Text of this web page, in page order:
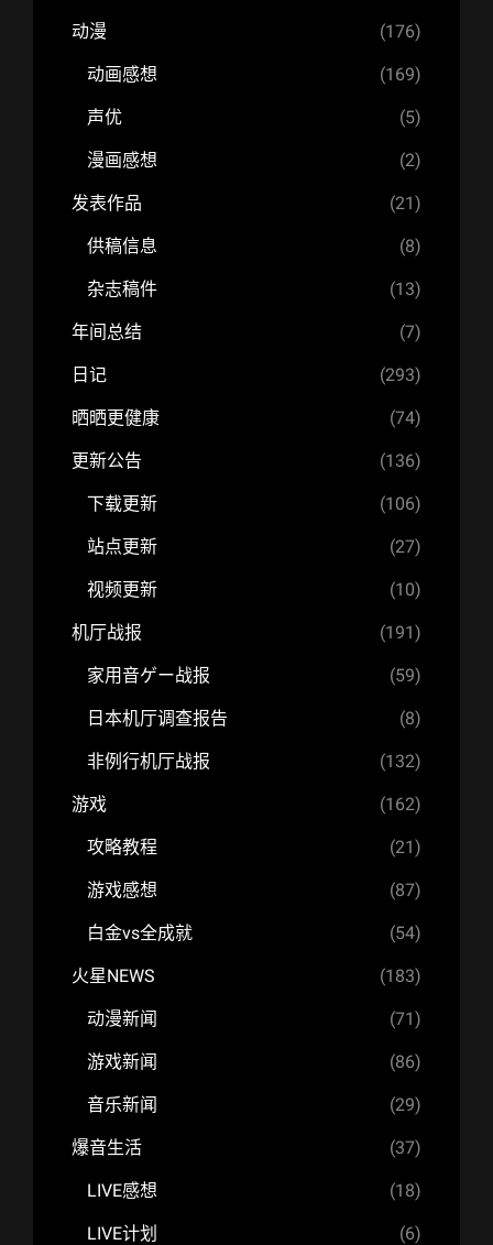
动漫 (176)
动画感想 (169)
声优 (5)
漫画感想 (2)
发表作品 (21)
供稿信息 (8)
杂志稿件 (13)
年间总结 (7)
日记 (293)
晒晒更健康 (74)
更新公告 (136)
下载更新 (106)
站点更新 (27)
视频更新 (10)
机厅战报 (191)
家用音ゲー战报 (59)
日本机厅调查报告 (8)
非例行机厅战报 (132)
游戏 (162)
攻略教程 (21)
游戏感想 (87)
白金vs全成就 (54)
火星NEWS (183)
动漫新闻 (71)
游戏新闻 (86)
音乐新闻 (29)
爆音生活 (37)
LIVE感想 (18)
LIVE计划 (6)